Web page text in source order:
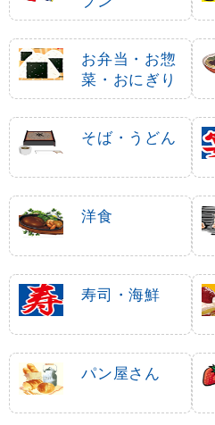
お弁当・お惣
菜・おにぎり
そば・うどん
洋食
寿司・海鮮
パン屋さん